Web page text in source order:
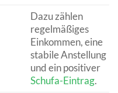
Dazu zählen
regelmäßiges
Einkommen, eine
stabile Anstellung
und ein positiver
Schufa-Eintrag.